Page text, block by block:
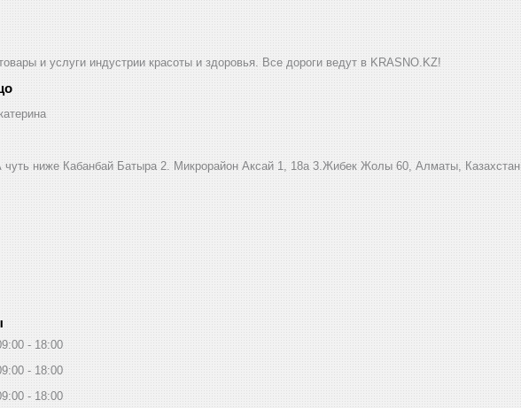
и услуги индустрии красоты и здоровья. Все дороги ведут в KRASNO.KZ!
ниже Кабанбай Батыра ㅤㅤㅤㅤㅤㅤㅤㅤㅤㅤㅤㅤㅤㅤ2. ​Микрорайон Аксай 1, 18а 3.Жибек Жолы 60, Алматы, Казахстан
18:00
18:00
18:00